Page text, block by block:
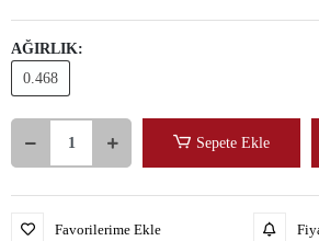
AĞIRLIK:
0.468
Sepete Ekle
Favorilerime Ekle